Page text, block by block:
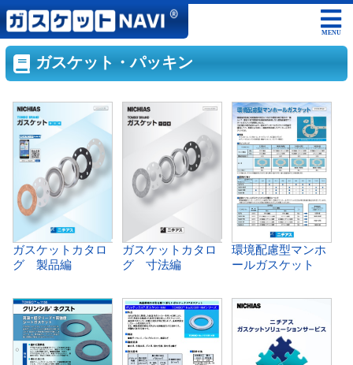
MENU
ガスケット・パッキン
ガスケットカタロ
グ 製品編
ガスケットカタロ
グ 寸法編
環境配慮型マンホ
ールガスケット